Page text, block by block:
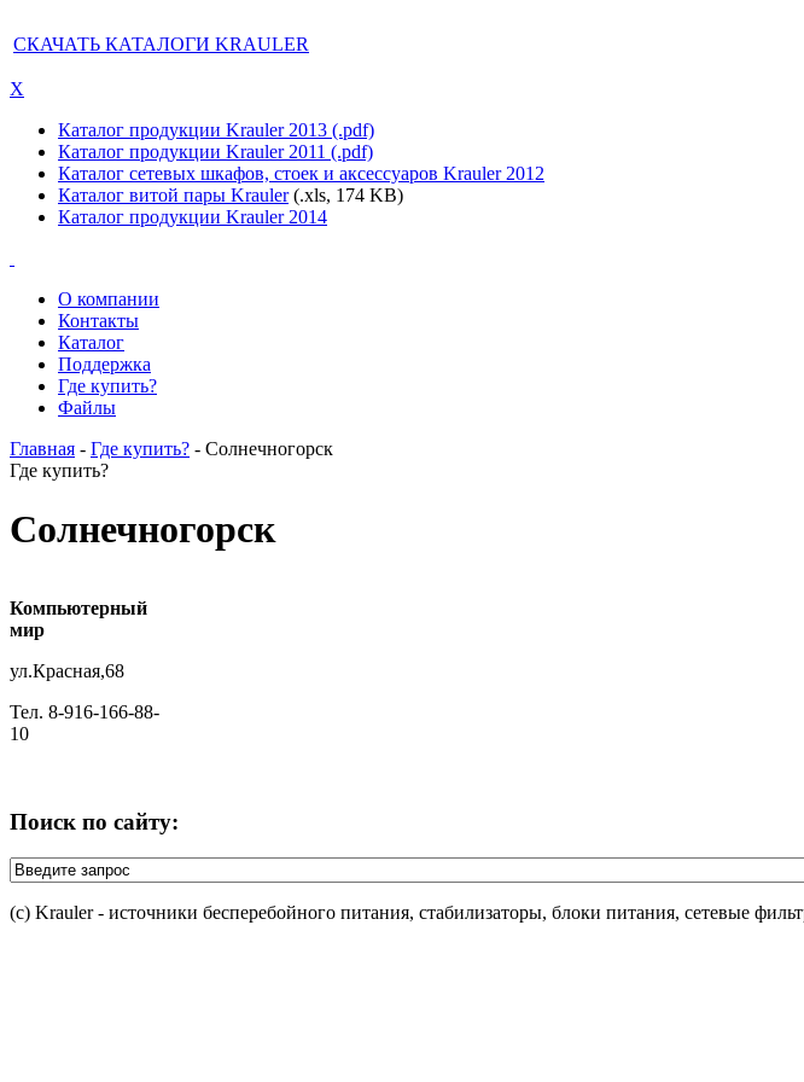
СКАЧАТЬ КАТАЛОГИ KRAULER
X
Каталог продукции Krauler 2013 (.pdf)
Каталог продукции Krauler 2011 (.pdf)
Каталог сетевых шкафов, стоек и аксессуаров Krauler 2012
Каталог витой пары Krauler(.xls, 174 KB)
Каталог продукции Krauler 2014
О компании
Контакты
Каталог
Поддержка
Где купить?
Файлы
Главная - Где купить? - Солнечногорск
Где купить?
Солнечногорск
Компьютерный
мир
ул.Красная,68
Тел. 8-916-166-88-
10
Поиск по сайту:
(c) Krauler - источники бесперебойного питания, стабилизаторы, блоки питания, сетевые